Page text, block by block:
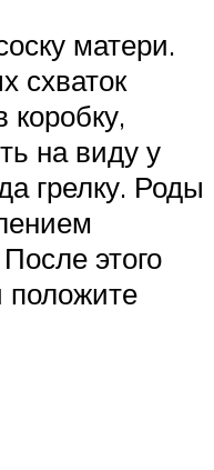
матери.
схваток
на виду у
грелку. Роды
этого
положите